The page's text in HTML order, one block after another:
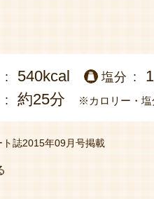
540kcal 塩分
約25分 ※カロリー・塩
ト誌2015年09月号掲載